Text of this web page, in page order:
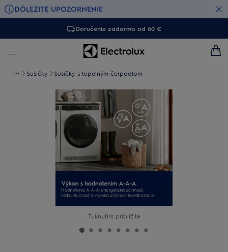
DÔLEŽITÉ UPOZORNENIE
Doručenie zadarmo od 60 €
Sušičky Sušičky s tepelným čerpadlom
Ťuknutím priblížite